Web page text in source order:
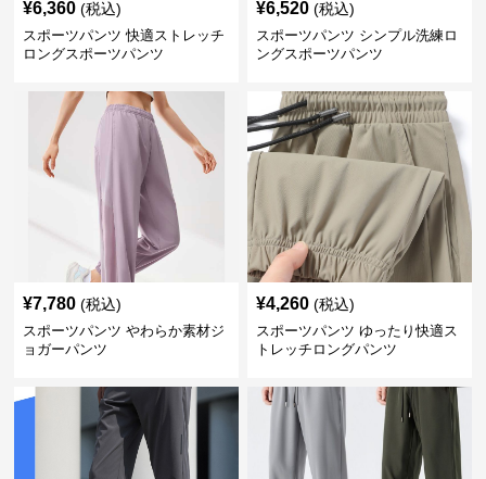
¥6,360 (税込)
スポーツパンツ 快適ストレッチ
ロングスポーツパンツ
¥6,520 (税込)
スポーツパンツ シンプル洗練ロ
ングスポーツパンツ
¥7,780 (税込)
スポーツパンツ やわらか素材ジ
ョガーパンツ
¥4,260 (税込)
スポーツパンツ ゆったり快適ス
トレッチロングパンツ